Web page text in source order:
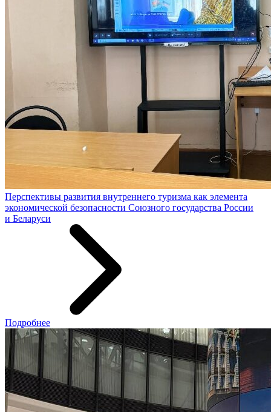
Перспективы развития внутреннего туризма как элемента
экономической безопасности Союзного государства России
и Беларуси
Подробнее